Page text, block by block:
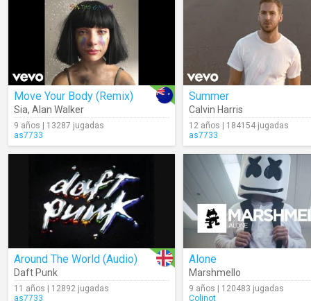
Move Your Body (Remix)
Sia, Alan Walker
9 años | 13287 jugadas
as7733
Summer
Calvin Harris
12 años | 184154 jugadas
as7733
Around The World (Audio)
Daft Punk
11 años | 12892 jugadas
as7733
Alone
Marshmello
9 años | 120483 jugadas
Colinot